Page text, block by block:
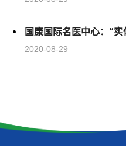
国康国际名医中心：“
2020-08-29